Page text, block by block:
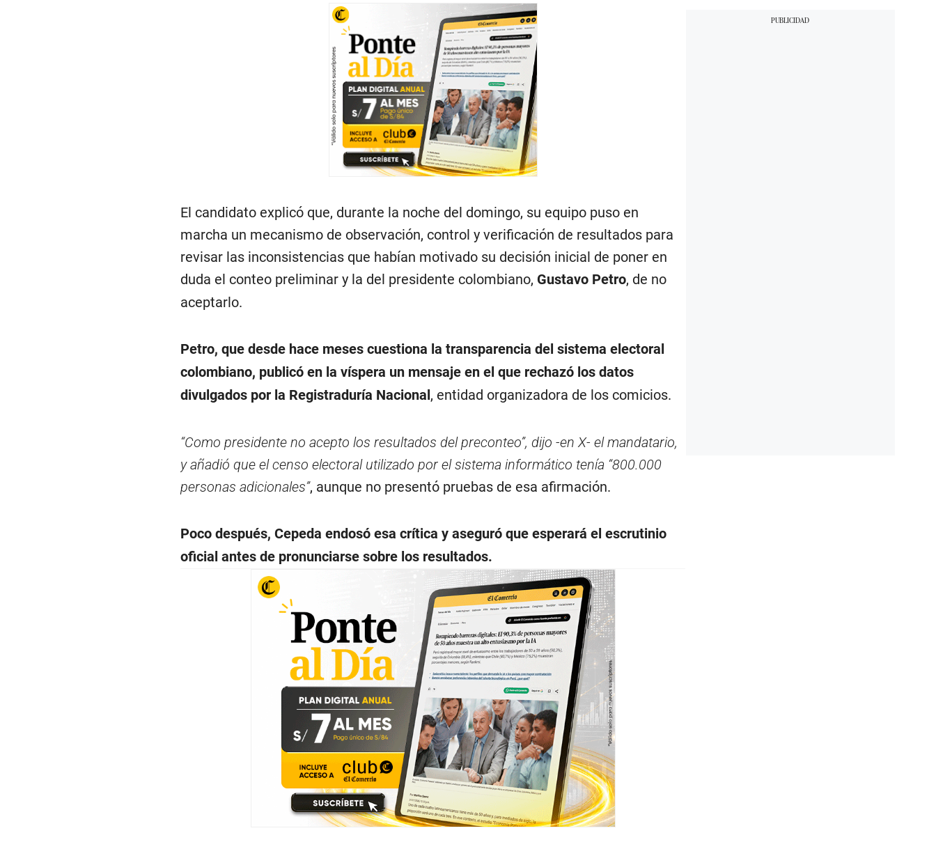
El candidato explicó que, durante la noche del domingo, su equipo puso en
marcha un mecanismo de observación, control y verificación de resultados para
revisar las inconsistencias que habían motivado su decisión inicial de poner en
duda el conteo preliminar y la del presidente colombiano, Gustavo Petro, de no
aceptarlo.
Petro, que desde hace meses cuestiona la transparencia del sistema electoral
colombiano, publicó en la víspera un mensaje en el que rechazó los datos
divulgados por la Registraduría Nacional, entidad organizadora de los comicios.
“Como presidente no acepto los resultados del preconteo”, dijo -en X- el mandatario,
y añadió que el censo electoral utilizado por el sistema informático tenía “800.000
personas adicionales”, aunque no presentó pruebas de esa afirmación.
Poco después, Cepeda endosó esa crítica y aseguró que esperará el escrutinio
oficial antes de pronunciarse sobre los resultados.